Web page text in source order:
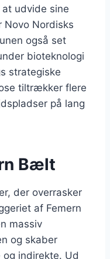
udvide sine
Novo Nordisks
også set
bioteknologi
strategiske
tiltrækker flere
på lang
Bælt
der overrasker
af Femern
massiv
og skaber
indirekte. Ud